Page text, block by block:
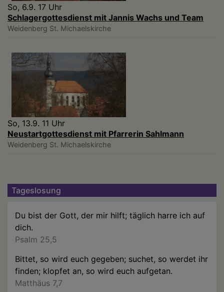
So, 6.9. 17 Uhr
Schlagergottesdienst mit Jannis Wachs und Team
Weidenberg St. Michaelskirche
So, 13.9. 11 Uhr
Neustartgottesdienst mit Pfarrerin Sahlmann
Weidenberg St. Michaelskirche
Tageslosung
Du bist der Gott, der mir hilft; täglich harre ich auf
dich.
Psalm 25,5
Bittet, so wird euch gegeben; suchet, so werdet ihr
finden; klopfet an, so wird euch aufgetan.
Matthäus 7,7